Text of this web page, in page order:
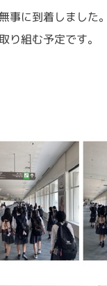
事に到着しました
り組む予定です。